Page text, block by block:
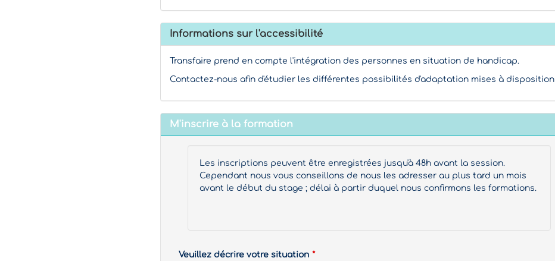
Informations sur l'accessibilité
Transfaire prend en compte l'intégration des personnes en situation de handicap.
Contactez-nous afin d'étudier les différentes possibilités d'adaptation mises à disposition
M'inscrire à la formation
Les inscriptions peuvent être enregistrées jusqu'à 48h avant la session.
Cependant nous vous conseillons de nous les adresser au plus tard un mois
avant le début du stage ; délai à partir duquel nous confirmons les formations.
Veuillez décrire votre situation